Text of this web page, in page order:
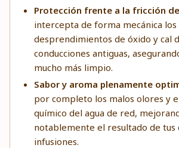
Protección frente a la fricción
intercepta de forma mecánica los
desprendimientos de óxido y cal
conducciones antiguas,
mucho más limpio.
Sabor y aroma plenamente
por completo los malos olores y
químico del agua de red,
notablemente el resultado de tus
infusiones.